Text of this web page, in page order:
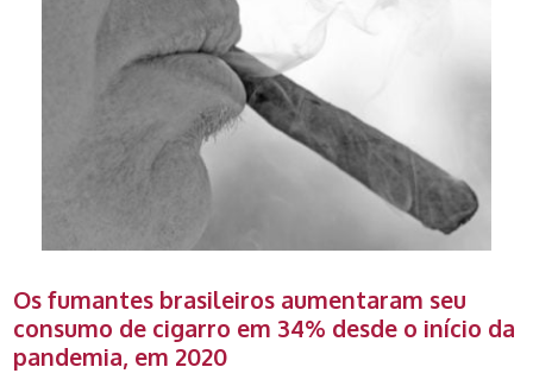
Os fumantes brasileiros aumentaram seu
consumo de cigarro em 34% desde o início da
pandemia, em 2020